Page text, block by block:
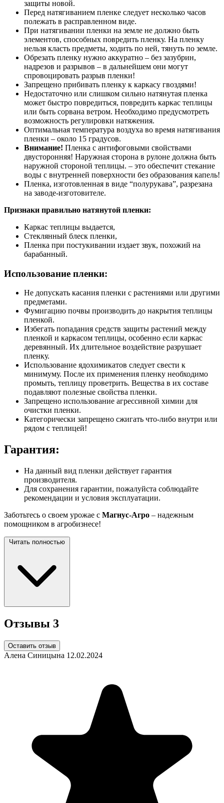
защиты новой.
Перед натягиванием пленке следует несколько часов
полежать в расправленном виде.
При натягивании пленки на земле не должно быть
элементов, способных повредить пленку. На пленку
нельзя класть предметы, ходить по ней, тянуть по земле.
Обрезать пленку нужно аккуратно – без зазубрин,
надрезов и разрывов – в дальнейшем они могут
спровоцировать разрыв пленки!
Запрещено прибивать пленку к каркасу гвоздями!
Недостаточно или слишком сильно натянутая пленка
может быстро повредиться, повредить каркас теплицы
или быть сорвана ветром. Необходимо предусмотреть
возможность регулировки натяжения.
Оптимальная температура воздуха во время натягивания
пленки – около 15 градусов.
Внимание! Пленка с антифоговыми свойствами
двусторонняя! Наружная сторона в рулоне должна быть
наружной стороной теплицы. – это обеспечит стекание
воды с внутренней поверхности без образования капель!
Пленка, изготовленная в виде “полурукава”, разрезана
на заводе-изготовителе.
Признаки правильно натянутой пленки:
Каркас теплицы выдается,
Стеклянный блеск пленки,
Пленка при постукивании издает звук, похожий на
барабанный.
Использование пленки:
Не допускать касания пленки с растениями или другими
предметами.
Фумигацию почвы производить до накрытия теплицы
пленкой.
Избегать попадания средств защиты растений между
пленкой и каркасом теплицы, особенно если каркас
деревянный. Их длительное воздействие разрушает
пленку.
Использование ядохимикатов следует свести к
минимуму. После их применения пленку необходимо
промыть, теплицу проветрить. Вещества в их составе
подавляют полезные свойства пленки.
Запрещено использование агрессивной химии для
очистки пленки.
Категорически запрещено сжигать что-либо внутри или
рядом с теплицей!
Гарантия:
На данный вид пленки действует гарантия
производителя.
Для сохранения гарантии, пожалуйста соблюдайте
рекомендации и условия эксплуатации.
Заботьтесь о своем урожае с Магнус-Агро – надежным
помощником в агробизнесе!
Читать полностью
Отзывы 3
Оставить отзыв
Алена Синицына 12.02.2024